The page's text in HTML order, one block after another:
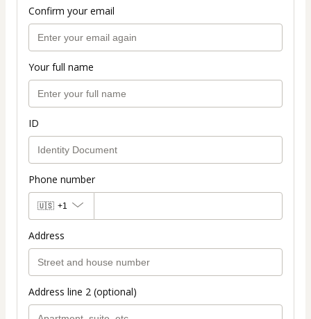
Confirm your email
Your full name
ID
Phone number
🇺🇸 +1
Address
Address line 2 (optional)